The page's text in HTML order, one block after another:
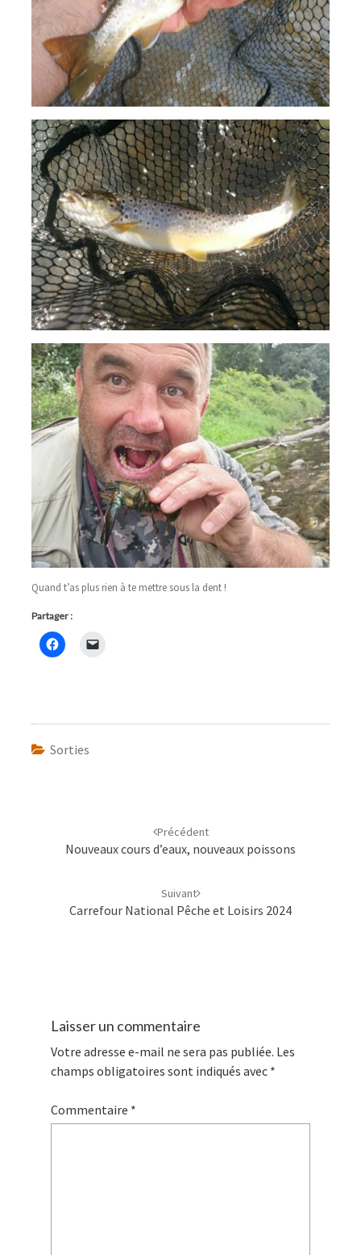
Quand t’as plus rien à te mettre sous la dent !
Partager :
Sorties
Précédent
Nouveaux cours d’eaux, nouveaux poissons
Suivant
Carrefour National Pêche et Loisirs 2024
Laisser un commentaire
Votre adresse e-mail ne sera pas publiée. Les
champs obligatoires sont indiqués avec *
Commentaire *